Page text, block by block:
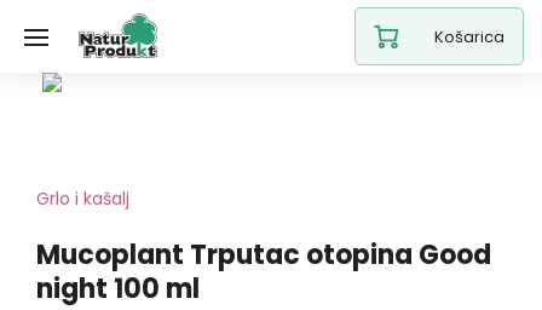
Košarica
Grlo i kašalj
Mucoplant Trputac otopina Good
night 100 ml